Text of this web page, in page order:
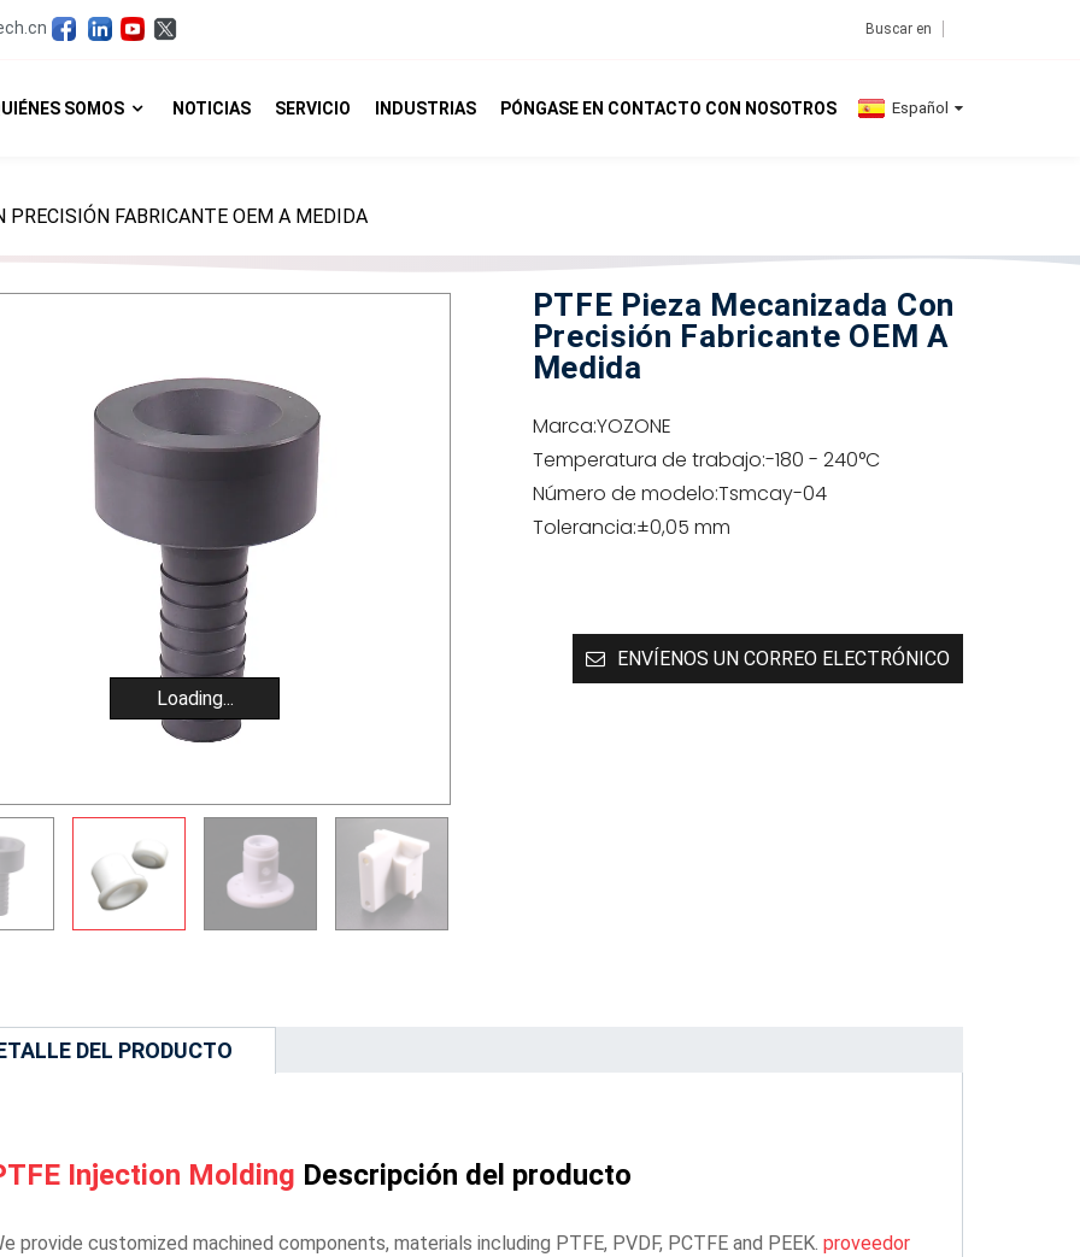
SOMOS NOTICIAS SERVICIO INDUSTRIAS PÓNGASE EN CONTACTO CON NOSOTROS Español
FABRICANTE OEM A MEDIDA
Loading...
PTFE Pieza Mecanizada Con
Precisión Fabricante OEM A
Medida
Marca:YOZONE
Temperatura de trabajo:-180 - 240°C
Número de modelo:Tsmcay-04
Tolerancia:±0,05 mm
ENVÍENOS UN CORREO ELECTRÓNICO
DEL PRODUCTO
Injection Molding Descripción del producto
provide customized machined components, materials including PTFE, PVDF, PCTFE and PEEK. proveedor